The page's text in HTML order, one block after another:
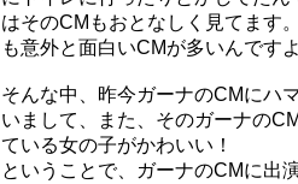
はそのCMもおとなしく見てます
も意外と面白いCMが多いんですよ
そんな中、昨今ガーナのCMにハ
いまして、また、そのガーナの
ている女の子がかわいい！
ということで、ガーナのCMに出